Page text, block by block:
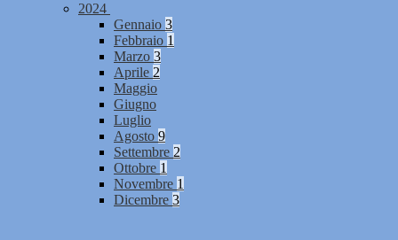
2024
Gennaio 3
Febbraio 1
Marzo 3
Aprile 2
Maggio
Giugno
Luglio
Agosto 9
Settembre 2
Ottobre 1
Novembre 1
Dicembre 3